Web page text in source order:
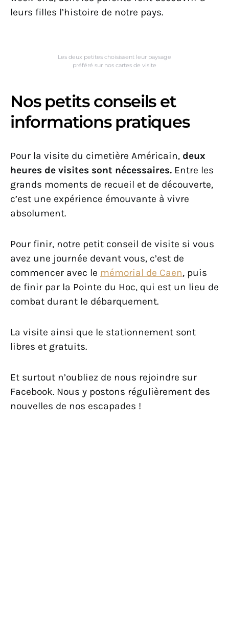
leurs filles l’histoire de notre pays.
Les deux petites choisissent leur paysage
préféré sur nos cartes de visite
Nos petits conseils et
informations pratiques
Pour la visite du cimetière Américain, deux
heures de visites sont nécessaires. Entre les
grands moments de recueil et de découverte,
c’est une expérience émouvante à vivre
absolument.
Pour finir, notre petit conseil de visite si vous
avez une journée devant vous, c’est de
commencer avec le mémorial de Caen, puis
de finir par la Pointe du Hoc, qui est un lieu de
combat durant le débarquement.
La visite ainsi que le stationnement sont
libres et gratuits.
Et surtout n’oubliez de nous rejoindre sur
Facebook. Nous y postons régulièrement des
nouvelles de nos escapades !